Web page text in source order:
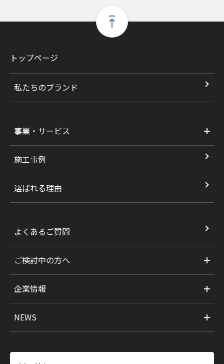
トップページ
私たちのブランド
事業・サービス
施工事例
選ばれる理由
よくあるご質問
ご検討中の方へ
企業情報
NEWS